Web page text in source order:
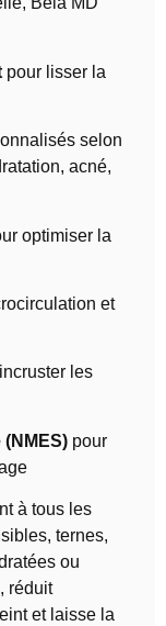
pour lisser la
selon
acné,
optimiser la
et
les
pour
à tous les
ternes,
ou
réduit
et laisse la